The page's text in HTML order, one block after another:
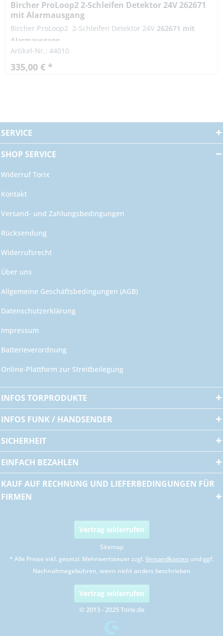
Bircher ProLoop2 2-Schleifen Detektor 24V 262671
mit Alarmausgang
Bircher ProLoop2 2-Schleifen Detektor 24V 262671 mit
Alarmausgang
Artikel-Nr.: 44010
335,00 € *
SERVICE
SHOP SERVICE
Widerruf Torix
Kontakt
Versand- und Zahlungsbedingungen
Rücksendung
Widerrufsrecht
Über uns
Allgemeine Geschäftsbedingungen (AGB)
Datenschutzerklärung
Impressum
Batterieverordnung
Online-Plattform zur Streitbeilegung
INFOS TORPRODUKTE
INFOS FUNK / HANDSENDER
SICHERHEIT
EINFACH BEZAHLEN
KAUF AUF RECHNUNG UND LIEFERBEDINGUNGEN FÜR
FIRMEN
Vertrag widerrufen
Sitemap
* Alle Preise inkl. gesetzl. Mehrwertsteuer zzgl. Versandkosten und ggf.
Nachnahmegebühren, wenn nicht anders beschrieben
Vertrag widerrufen
© 2013 - 2025 Torix.de